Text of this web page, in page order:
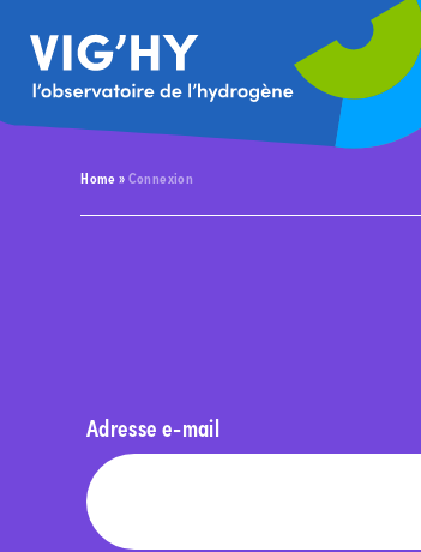
Home»Connexion
Adresse e-mail